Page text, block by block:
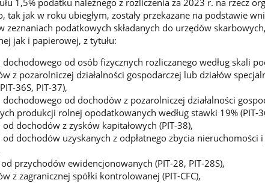
1,5% podatku należnego z rozliczenia za 2023 r. na rzecz
tak jak w roku ubiegłym, zostały przekazane na podstawie
zeznaniach podatkowych składanych do urzędów
jak i papierowej, z tytułu:
od osób fizycznych rozliczanego według skali
z pozarolniczej działalności gospodarczej lub działów
36S, PIT-37),
od dochodów z pozarolniczej działalności
produkcji rolnej opodatkowanych według stawki 19% (PIT-
dochodów z zysków kapitałowych (PIT-38),
dochodów uzyskanych z odpłatnego zbycia nieruchomości
od przychodów ewidencjonowanych (PIT-28, PIT-28S),
z zagranicznej spółki kontrolowanej (PIT-CFC),